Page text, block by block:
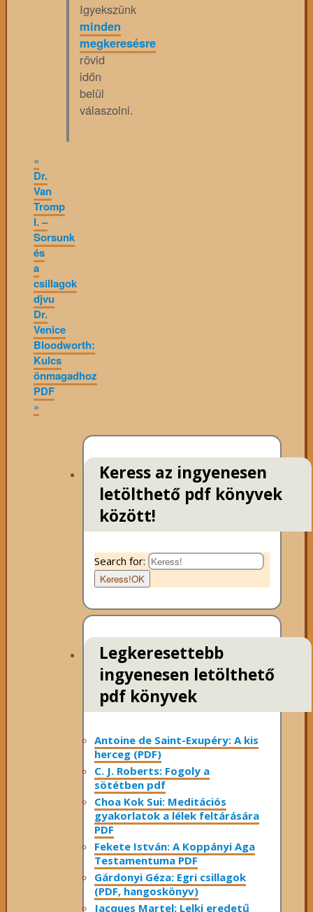
Igyekszünk
minden
megkeresésre
rövid
időn
belül
válaszolni.
«
Dr.
Van
Tromp
I. –
Sorsunk
és
a
csillagok
djvu
Dr.
Venice
Bloodworth:
Kulcs
önmagadhoz
PDF
»
Keress az ingyenesen
letölthető pdf könyvek
között!
Search for:
Keress!OK
Legkeresettebb
ingyenesen letölthető
pdf könyvek
Antoine de Saint-Exupéry: A kis
herceg (PDF)
C. J. Roberts: Fogoly a
sötétben pdf
Choa Kok Sui: Meditációs
gyakorlatok a lélek feltárására
PDF
Fekete István: A Koppányi Aga
Testamentuma PDF
Gárdonyi Géza: Egri csillagok
(PDF, hangoskönyv)
Jacques Martel: Lelki eredetű